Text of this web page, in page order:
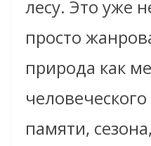
лесу. Это уже
просто
природа как
памяти,